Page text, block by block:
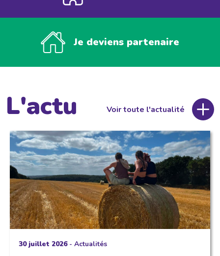
Je deviens partenaire
L'actu Voir toute l'actualité
30 juillet 2026- Actualités